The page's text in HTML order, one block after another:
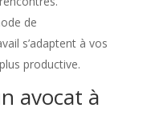
de
s’adaptent à vos
productive.
avocat à